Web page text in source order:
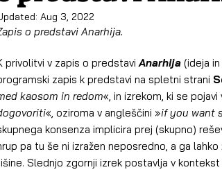
Aug 3, 2022
o predstavi Anarhija.
privolitvi v zapis o predstavi Anarhija (ideja
zapis k predstavi na spletni strani
kaosom in redom«, in izrekom, ki se
«, oziroma v angleščini »if you want
konsenza implicira prej (skupno)
pa tu še ni izražen neposredno, a ga
Slednjo zgornji izrek postavlja v